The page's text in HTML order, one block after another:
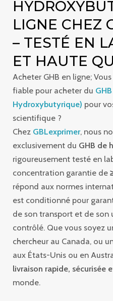
LIGNE CHEZ
– TESTÉ EN
ET HAUTE
Acheter GHB en ligne;
fiable pour acheter du
Hydroxybutyrique) pour
scientifique ?
Chez GBLexprimer, nous
exclusivement du GHB de
rigoureusement testé en
concentration garantie de
répond aux normes
est conditionné pour
de son transport et de son
contrôlé. Que vous soyez
chercheur au Canada, ou
aux États-Unis ou en
livraison rapide, sécurisée
monde.